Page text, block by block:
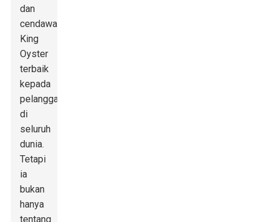
dan
cendawan
King
Oyster
terbaik
kepada
pelanggan
di
seluruh
dunia.
Tetapi
ia
bukan
hanya
tentang